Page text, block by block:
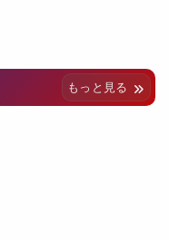
もっと見る